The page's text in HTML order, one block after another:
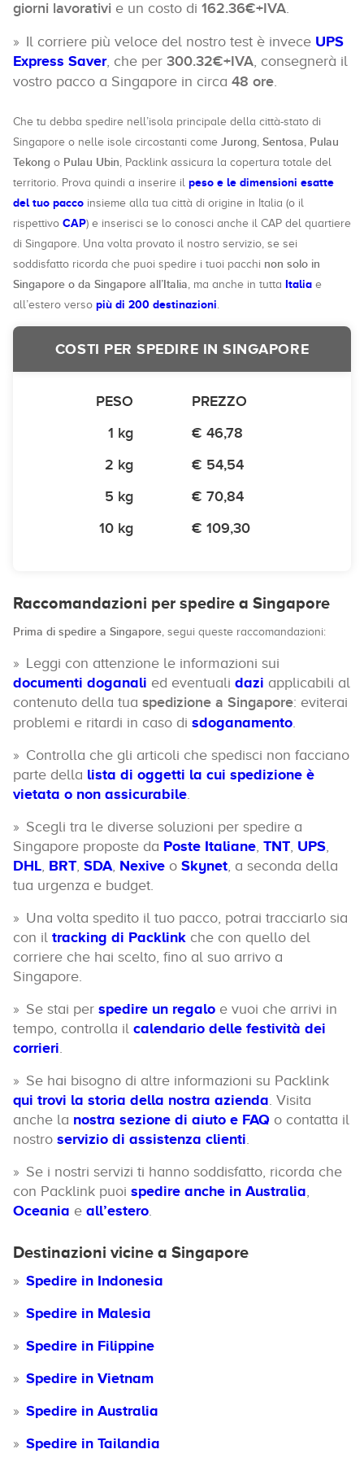
giorni lavorativi e un costo di 162.36€+IVA.
Il corriere più veloce del nostro test è invece UPS
Express Saver, che per 300.32€+IVA, consegnerà il
vostro pacco a Singapore in circa 48 ore.
Che tu debba spedire nell’isola principale della città-stato di
Singapore o nelle isole circostanti come Jurong, Sentosa, Pulau
Tekong o Pulau Ubin, Packlink assicura la copertura totale del
territorio. Prova quindi a inserire il peso e le dimensioni esatte
del tuo pacco insieme alla tua città di origine in Italia (o il
rispettivo CAP) e inserisci se lo conosci anche il CAP del quartiere
di Singapore. Una volta provato il nostro servizio, se sei
soddisfatto ricorda che puoi spedire i tuoi pacchi non solo in
Singapore o da Singapore all’Italia, ma anche in tutta Italia e
all’estero verso più di 200 destinazioni.
COSTI PER SPEDIRE IN SINGAPORE
PESO
PREZZO
1 kg
€ 46,78
2 kg
€ 54,54
5 kg
€ 70,84
10 kg
€ 109,30
Raccomandazioni per spedire a Singapore
Prima di spedire a Singapore, segui queste raccomandazioni:
Leggi con attenzione le informazioni sui
documenti doganali ed eventuali dazi applicabili al
contenuto della tua spedizione a Singapore: eviterai
problemi e ritardi in caso di sdoganamento.
Controlla che gli articoli che spedisci non facciano
parte della lista di oggetti la cui spedizione è
vietata o non assicurabile.
Scegli tra le diverse soluzioni per spedire a
Singapore proposte da Poste Italiane, TNT, UPS,
DHL, BRT, SDA, Nexive o Skynet, a seconda della
tua urgenza e budget.
Una volta spedito il tuo pacco, potrai tracciarlo sia
con il tracking di Packlink che con quello del
corriere che hai scelto, fino al suo arrivo a
Singapore.
Se stai per spedire un regalo e vuoi che arrivi in
tempo, controlla il calendario delle festività dei
corrieri.
Se hai bisogno di altre informazioni su Packlink
qui trovi la storia della nostra azienda. Visita
anche la nostra sezione di aiuto e FAQ o contatta il
nostro servizio di assistenza clienti.
Se i nostri servizi ti hanno soddisfatto, ricorda che
con Packlink puoi spedire anche in Australia,
Oceania e all’estero.
Destinazioni vicine a Singapore
Spedire in Indonesia
Spedire in Malesia
Spedire in Filippine
Spedire in Vietnam
Spedire in Australia
Spedire in Tailandia